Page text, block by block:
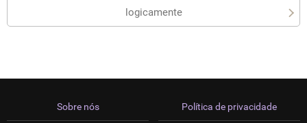
logicamente
Sobre nós Política de privacidade